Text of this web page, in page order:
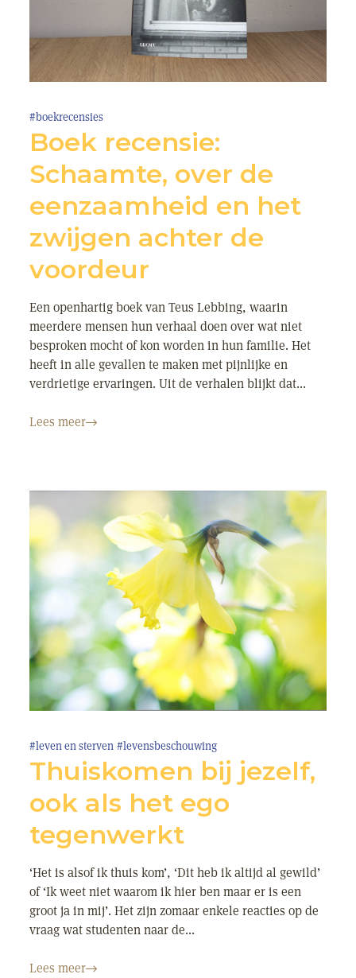
#boekrecensies
Boek recensie:
Schaamte, over de
eenzaamheid en het
zwijgen achter de
voordeur
Een openhartig boek van Teus Lebbing, waarin
meerdere mensen hun verhaal doen over wat niet
besproken mocht of kon worden in hun familie. Het
heeft in alle gevallen te maken met pijnlijke en
verdrietige ervaringen. Uit de verhalen blijkt dat...
Lees meer
#leven en sterven #levensbeschouwing
Thuiskomen bij jezelf,
ook als het ego
tegenwerkt
‘Het is alsof ik thuis kom’, ‘Dit heb ik altijd al gewild’
of ‘Ik weet niet waarom ik hier ben maar er is een
groot ja in mij’. Het zijn zomaar enkele reacties op de
vraag wat studenten naar de...
Lees meer